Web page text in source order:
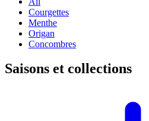
Courgettes
Menthe
Origan
Concombres
Saisons et collections